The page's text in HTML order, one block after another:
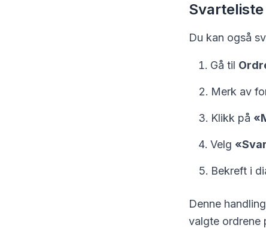
Du kan også
Gå til
Merk av
Klikk på
Velg
Bekreft i
Denne
valgte ordrene